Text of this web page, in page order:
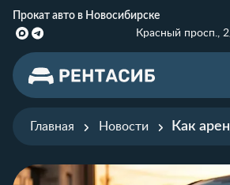
Прокат авто в Новосибирске
Красный просп.,
Главная Новости Как